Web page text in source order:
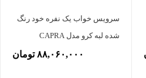
سرویس خواب یک نفره خود رنگ
شده لبه کرو مدل CAPRA
۸۸,۰۶۰,۰۰۰ تومان